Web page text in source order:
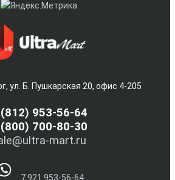
ул. Б. Пушкарская 20, офис 4-205
(812) 953-56-64
700-80-30
mart.ru
7 921 953-56-64